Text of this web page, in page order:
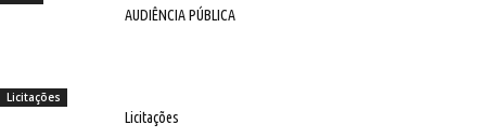
AUDIÊNCIA PÚBLICA
Licitações
Licitações